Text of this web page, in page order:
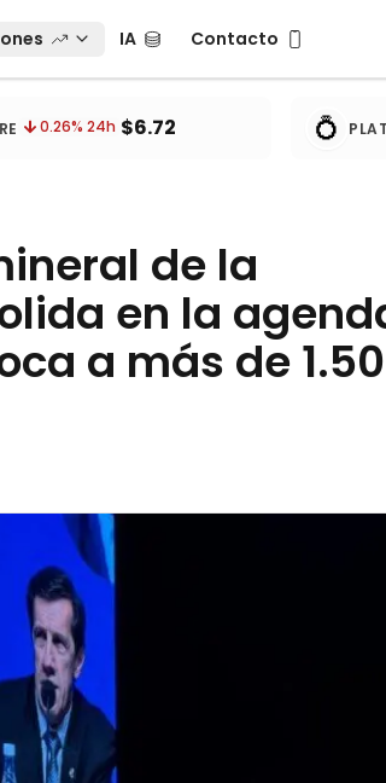
IAIA Contacto
Contacto
0.26% 24h $6.72 💍
de la
en la
a más de